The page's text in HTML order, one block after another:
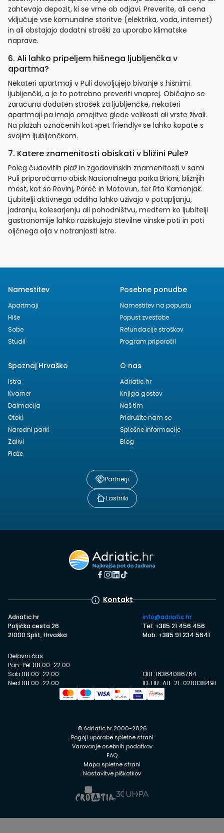
zahtevajo depozit, ki se vrne ob odjavi. Preverite, ali cena
vključuje vse komunalne storitve (elektrika, voda, internet)
in ali obstajajo dodatni stroški za uporabo klimatske
naprave.
6. Ali lahko pripeljem hišnega ljubljenčka v
apartma?
Nekateri apartmaji v Puli dovoljujejo bivanje s hišnimi
ljubljenčki, a je to potrebno preveriti vnaprej. Običajno se
zaračuna dodaten strošek za ljubljenčke, nekateri
apartmaji pa imajo omejitve glede velikosti ali vrste živali.
Na plažah označenih kot »pet friendly« se lahko kopate s
svojim ljubljenčkom.
7. Katere znamenitosti obiskati v bližini Pule?
Poleg čudovitih plaž in zgodovinskih znamenitosti v sami
Puli priporočamo obisk Nacionalnega parka Brioni, bližnjih
mest, kot so Rovinj, Poreč in Motovun, ter Rta Kamenjak.
Ljubitelji aktivnega oddiha lahko uživajo v potapljanju,
jadranju, kolesarjenju ali pohodništvu, medtem ko ljubitelji
gastronomije lahko raziskujejo številne vinske poti in poti
oljčnega olja v notranjosti Istre.
Namestitev
Apartmaji
Hiše
Sobe
Studii
Posebne ponudbe
Namestitev na popustu
Popust zvestobe
Refundacije stroškov
Program priporočil
Spoznaj Hrvaško
Istra
Kvarner
Dalmacija
Otoki
Narodni parki
Zalivi
Plaže
O nas
Adriatic.hr
Knjiga gostov
Naš tim
Pridružite nam se
Splošne informacije
Blog
Partnerji
Lastniki
Kontakt
Adriatic.hr
Poljička cesta 26
21000 Split, Hrvaška
info@adriatic.hr
Tel: +385 21 456 456
Mob: +385 91 234 5641
Delovni čas:
Pon-Pet 08:00-22:00
Sob 08:00-22:00
Ned 08:00-22:00
OIB: 16364086764
ID: HR-AB-21-020038491
© Adriatic.hr 2000-2026
Pogoji uporabe spletne strani
Varovanje osebnih podatkov
FAQ
Mapa spletne strani
Nastavitve piškotkov